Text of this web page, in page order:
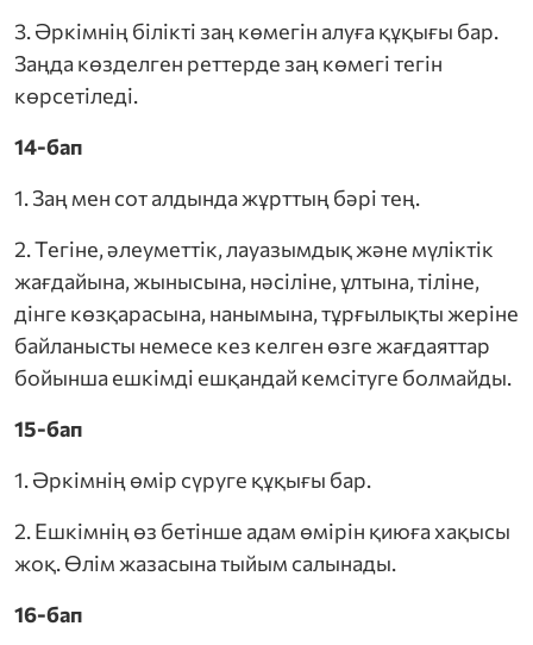
3. Әркімнің білікті заң көмегін алуға құқығы бар.
Заңда көзделген реттерде заң көмегі тегін
көрсетіледі.
14-бап
1. Заң мен сот алдында жұрттың бәрі тең.
2. Тегіне, әлеуметтік, лауазымдық және мүліктік
жағдайына, жынысына, нәсіліне, ұлтына, тіліне,
дінге көзқарасына, нанымына, тұрғылықты жеріне
байланысты немесе кез келген өзге жағдаяттар
бойынша ешкімді ешқандай кемсітуге болмайды.
15-бап
1. Әркімнің өмір сүруге құқығы бар.
2. Ешкімнің өз бетінше адам өмірін қиюға хақысы
жоқ. Өлім жазасына тыйым салынады.
16-бап